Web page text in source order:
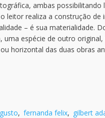
ambas
leitor realiza a construção
– é sua materialidade.
espécie de outro
horizontal das duas obras
, fernanda felix, gilbert